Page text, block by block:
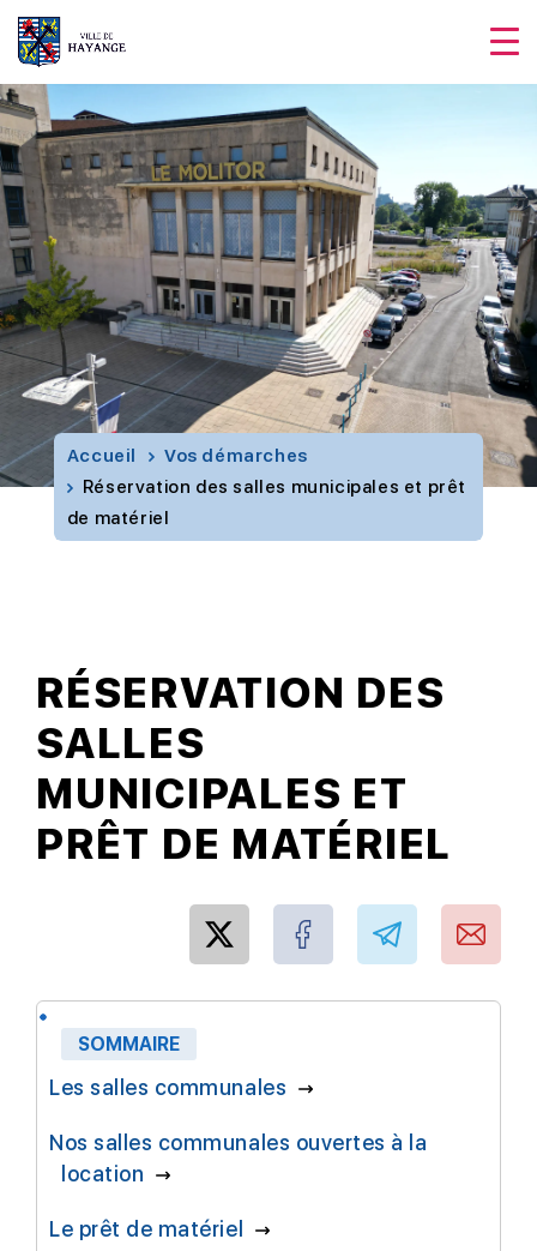
Accueil
Vos démarches
Réservation des salles municipales et prêt
de matériel
RÉSERVATION DES
SALLES
MUNICIPALES ET
PRÊT DE MATÉRIEL
SOMMAIRE
Les salles communales
Nos salles communales ouvertes à la
location
Le prêt de matériel